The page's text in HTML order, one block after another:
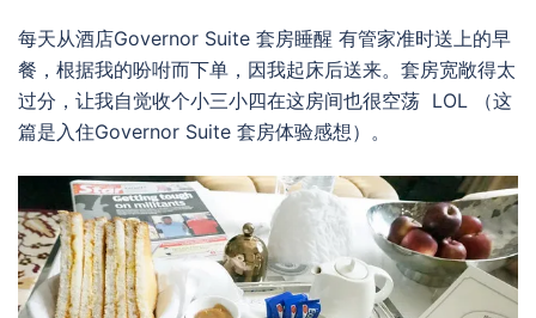
每天从酒店Governor Suite 套房睡醒 有管家准时送上的早
餐，根据我的吩咐而下单，因我起床后送来。套房宽敞得太
过分，让我自觉收个小三小四在这房间也很空荡 LOL （这
篇是入住Governor Suite 套房体验感想）。